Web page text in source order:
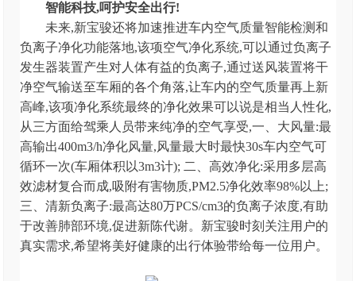
智能科技,呵护安全出行!
未来,新宝骏还将加速推进车内空气质量智能检测和
负离子净化功能落地,该项空气净化系统,可以通过负离子
发生器装置产生对人体有益的负离子,通过送风装置将干
净空气输送至车厢的各个角落,让车内的空气质量再上新
高峰,该项净化系统最终的净化效果可以说是相当人性化,
从三方面给驾乘人员带来纯净的空气享受,一、大风量:最
高输出400m3/h净化风量,风量最大时最快30s车内空气可
循环一次(车厢体积以3m3计); 二、高效净化:采用多层高
效滤材复合而成,吸附有害物质,PM2.5净化效率98%以上;
三、清新负离子:最高达80万PCS/cm3的负离子浓度,有助
于改善肺部环境,促进新陈代谢。新宝骏时刻关注用户的
真实需求,希望将美好健康的出行体验带给每一位用户。